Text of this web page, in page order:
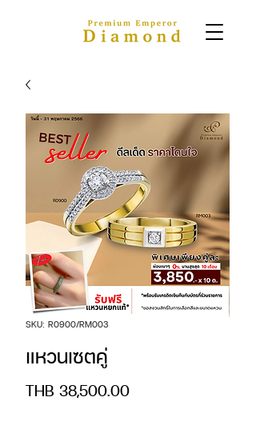
SKU: R0900/RM003
แหวนเซตคู่
THB 38,500.00Price